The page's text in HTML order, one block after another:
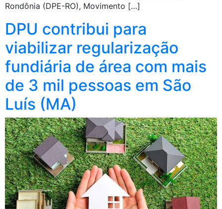
Rondônia (DPE-RO), Movimento […]
DPU contribui para
viabilizar regularização
fundiária de área com mais
de 3 mil pessoas em São
Luís (MA)